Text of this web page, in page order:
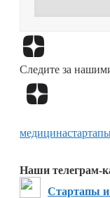
Следите за
Наши телеграм-
Стартапы и
медицина